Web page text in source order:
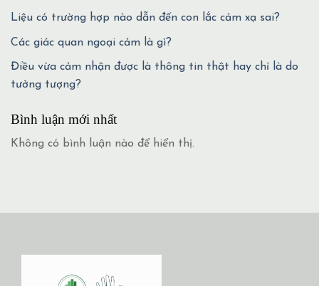
Liệu có trường hợp nào dẫn đến con lắc cảm xạ sai?
Các giác quan ngoại cảm là gì?
Điều vừa cảm nhận được là thông tin thật hay chỉ là do
tưởng tượng?
Bình luận mới nhất
Không có bình luận nào để hiển thị.